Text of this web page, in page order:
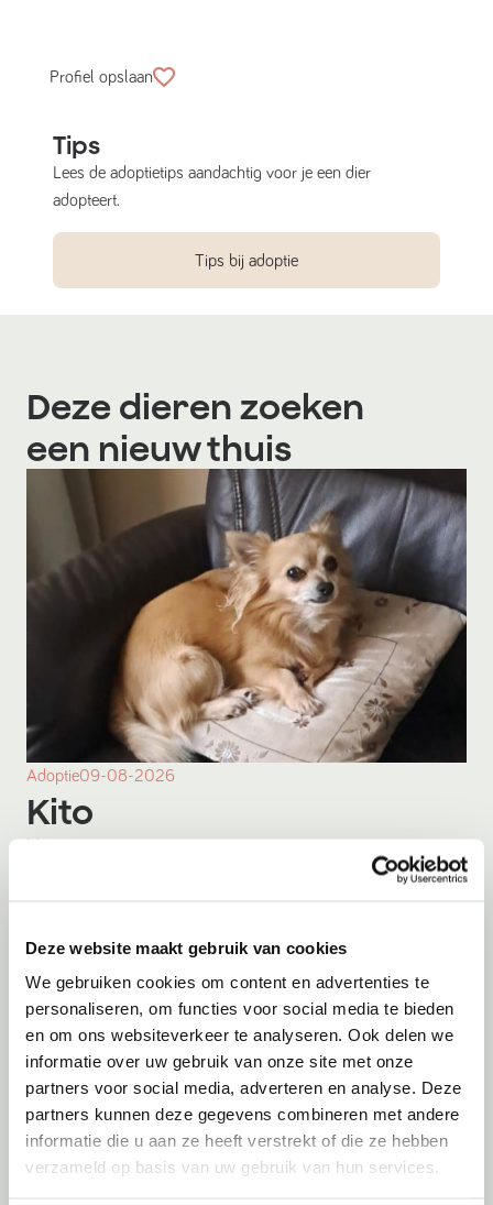
Deze website maakt gebruik van cookies
We gebruiken cookies om content en advertenties te
personaliseren, om functies voor social media te bieden
en om ons websiteverkeer te analyseren. Ook delen we
informatie over uw gebruik van onze site met onze
partners voor social media, adverteren en analyse. Deze
partners kunnen deze gegevens combineren met andere
informatie die u aan ze heeft verstrekt of die ze hebben
verzameld op basis van uw gebruik van hun services.
Profiel opslaan
Tips
Lees de adoptietips aandachtig voor je een dier
adopteert.
Tips bij adoptie
Deze dieren zoeken
een nieuw thuis
Adoptie09-08-2026
Kito
Menen